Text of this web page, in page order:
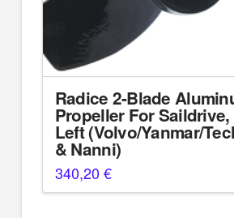
Radice 2-Blade
Propeller For Saildrive,
Left (Volvo/Yanmar/
& Nanni)
340,20€